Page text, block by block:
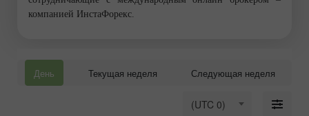
компанией ИнстаФорекс.
День Текущая неделя Следующая неделя
(UTC 0)